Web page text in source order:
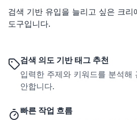
검색 기반 유입을 늘리고 싶은 크리
도구입니다.
검색 의도 기반 태그 추천
입력한 주제와 키워드를 분석해
안합니다.
빠른 작업 흐름